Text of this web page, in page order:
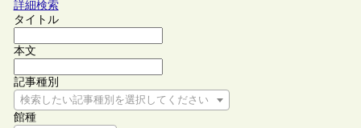
詳細検索
タイトル
本文
記事種別
検索したい記事種別を選択してください
館種